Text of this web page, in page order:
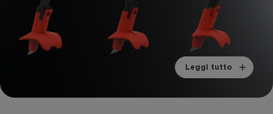
Leggi tutto